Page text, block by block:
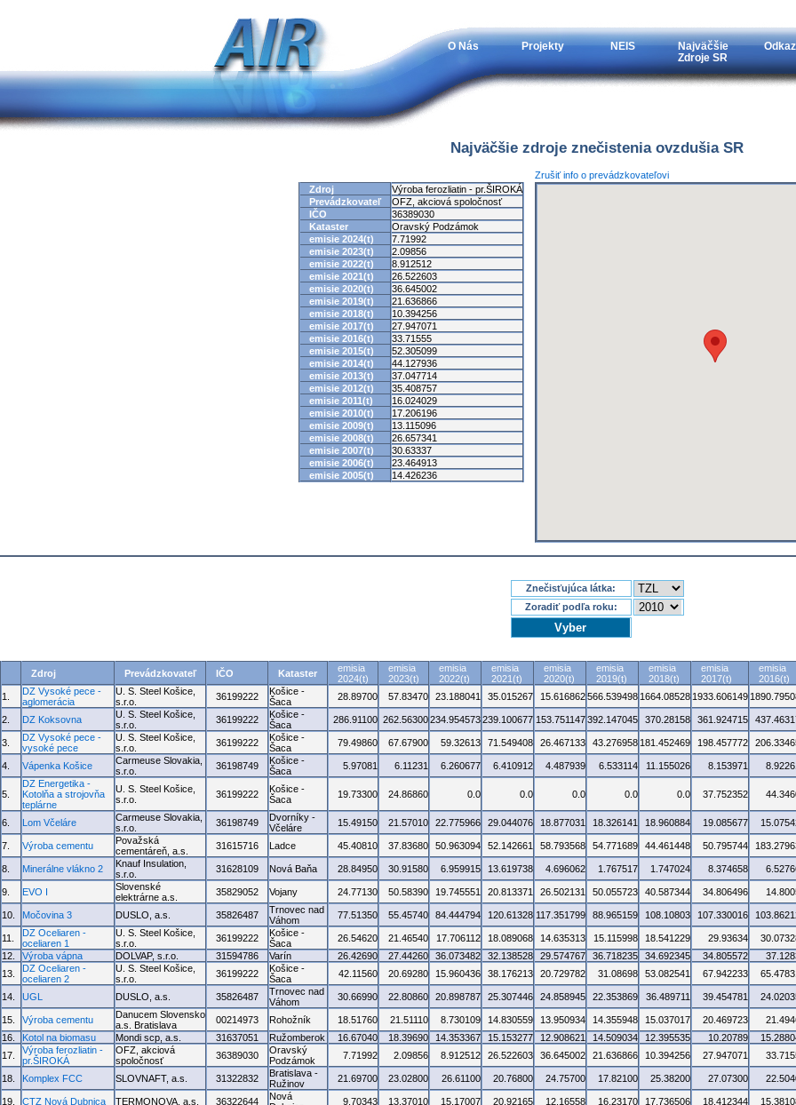
O Nás Projekty NEIS
Najväčšie
Zdroje SR
Najväčšie zdroje znečistenia ovzdušia SR
Zrušiť info o prevádzkovateľovi
Zdroj
Výroba ferozliatin - pr.ŠIROKÁ
Prevádzkovateľ
OFZ, akciová spoločnosť
IČO
36389030
Kataster
Oravský Podzámok
emisie 2024(t)
7.71992
emisie 2023(t)
2.09856
emisie 2022(t)
8.912512
emisie 2021(t)
26.522603
emisie 2020(t)
36.645002
emisie 2019(t)
21.636866
emisie 2018(t)
10.394256
emisie 2017(t)
27.947071
emisie 2016(t)
33.71555
emisie 2015(t)
52.305099
emisie 2014(t)
44.127936
emisie 2013(t)
37.047714
emisie 2012(t)
35.408757
emisie 2011(t)
16.024029
emisie 2010(t)
17.206196
emisie 2009(t)
13.115096
emisie 2008(t)
26.657341
emisie 2007(t)
30.63337
emisie 2006(t)
23.464913
emisie 2005(t)
14.426236
Znečisťujúca látka:
Zoradiť podľa roku:
Zdroj Prevádzkovateľ IČO Kataster
emisia
2024(t)
emisia
2023(t)
emisia
2022(t)
emisia
2021(t)
emisia
2020(t)
emisia
2019(t)
emisia
2018(t)
emisia
2017(t)
emisia
2016(t)
1.
DZ Vysoké pece -
aglomerácia
U. S. Steel Košice,
s.r.o.
36199222
Košice -
Šaca
28.89700 57.83470 23.188041 35.015267 15.616862566.539498 1664.08528 1933.606149
2. DZ Koksovna
U. S. Steel Košice,
s.r.o.
36199222
Košice -
Šaca
286.91100 262.56300234.954573239.100677 153.751147392.147045 370.28158 361.924715
3.
DZ Vysoké pece -
vysoké pece
U. S. Steel Košice,
s.r.o.
36199222
Košice -
Šaca
79.49860 67.67900 59.32613 71.549408 26.467133 43.276958 181.452469 198.457772
4. Vápenka Košice
Carmeuse Slovakia,
s.r.o.
36198749
Košice -
Šaca
5.97081 6.11231 6.260677 6.410912 4.487939 6.533114 11.155026 8.153971
5.
DZ Energetika -
Kotolňa a strojovňa
teplárne
U. S. Steel Košice,
s.r.o.
36199222
Košice -
Šaca
19.73300 24.86860 0.0 0.0 0.0 0.0 0.0 37.752352
6. Lom Včeláre
Carmeuse Slovakia,
s.r.o.
36198749
Dvorníky -
Včeláre
15.49150 21.57010 22.775966 29.044076 18.877031 18.326141 18.960884 19.085677
7. Výroba cementu
Považská
cementáreň, a.s.
31615716 Ladce 45.40810 37.83680 50.963094 52.142661 58.793568 54.771689 44.461448 50.795744
8. Minerálne vlákno 2
Knauf Insulation,
s.r.o.
31628109 Nová Baňa 28.84950 30.91580 6.959915 13.619738 4.696062 1.767517 1.747024 8.374658
9. EVO I
Slovenské
elektrárne a.s.
35829052 Vojany 24.77130 50.58390 19.745551 20.813371 26.502131 50.055723 40.587344 34.806496
10. Močovina 3 DUSLO, a.s. 35826487
Trnovec nad
Váhom
77.51350 55.45740 84.444794 120.61328 117.351799 88.965159 108.10803 107.330016
11.
DZ Oceliaren -
oceliaren 1
U. S. Steel Košice,
s.r.o.
36199222
Košice -
Šaca
26.54620 21.46540 17.706112 18.089068 14.635313 15.115998 18.541229 29.93634
12.
Výroba vápna DOLVAP, s.r.o. 31594786 Varín 26.42690 27.44260 36.073482 32.138528 29.574767 36.718235 34.692345 34.805572
13.
DZ Oceliaren -
oceliaren 2
U. S. Steel Košice,
s.r.o.
36199222
Košice -
Šaca
42.11560 20.69280 15.960436 38.176213 20.729782 31.08698 53.082541 67.942233
14. UGL DUSLO, a.s. 35826487
Trnovec nad
Váhom
30.66990 22.80860 20.898787 25.307446 24.858945 22.353869 36.489711 39.454781
15. Výroba cementu
Danucem Slovensko
a.s. Bratislava
00214973 Rohožník 18.51760 21.51110 8.730109 14.830559 13.950934 14.355948 15.037017 20.469723
16.
Kotol na biomasu Mondi scp, a.s. 31637051 Ružomberok 16.67040 18.39690 14.353367 15.153277 12.908621 14.509034 12.395535 10.20789
17.
Výroba ferozliatin -
pr.ŠIROKÁ
OFZ, akciová
spoločnosť
36389030
Oravský
Podzámok
7.71992 2.09856 8.912512 26.522603 36.645002 21.636866 10.394256 27.947071
18. Komplex FCC SLOVNAFT, a.s. 31322832
Bratislava -
Ružinov
21.69700 23.02800 26.61100 20.76800 24.75700 17.82100 25.38200 27.07300
19. CTZ Nová Dubnica TERMONOVA, a.s. 36322644
Nová
9.70343 13.37010 15.17007 20.92165 12.16558 16.23170 17.736506 18.412344